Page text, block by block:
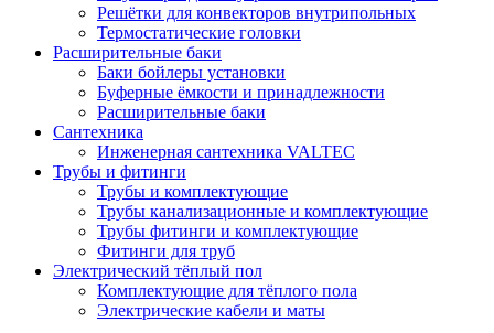
Решётки для конвекторов внутрипольных
Термостатические головки
Расширительные баки
Баки бойлеры установки
Буферные ёмкости и принадлежности
Расширительные баки
Сантехника
Инженерная сантехника VALTEC
Трубы и фитинги
Трубы и комплектующие
Трубы канализационные и комплектующие
Трубы фитинги и комплектующие
Фитинги для труб
Электрический тёплый пол
Комплектующие для тёплого пола
Электрические кабели и маты